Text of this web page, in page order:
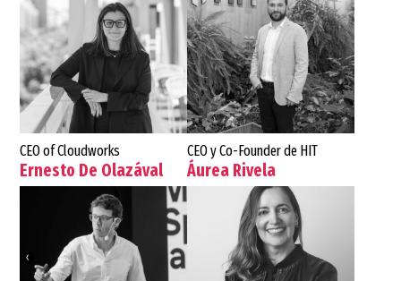
CEO of Cloudworks CEO y Co-Founder de HIT
Ernesto De Olazával Áurea Rivela